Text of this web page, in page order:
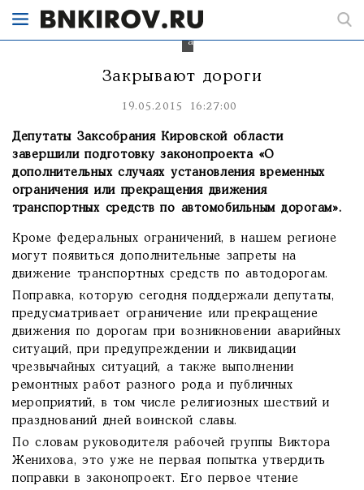
по
автодорогам.
Закрывают дороги
19.05.2015 16:27:00
Депутаты Заксобрания Кировской области
завершили подготовку законопроекта «О
дополнительных случаях установления временных
ограничения или прекращения движения
транспортных средств по автомобильным дорогам».
Кроме федеральных ограничений, в нашем регионе
могут появиться дополнительные запреты на
движение транспортных средств по автодорогам.
Поправка, которую сегодня поддержали депутаты,
предусматривает ограничение или прекращение
движения по дорогам при возникновении аварийных
ситуаций, при предупреждении и ликвидации
чрезвычайных ситуаций, а также выполнении
ремонтных работ разного рода и публичных
мероприятий, в том числе религиозных шествий и
празднований дней воинской славы.
По словам руководителя рабочей группы Виктора
Женихова, это уже не первая попытка утвердить
поправки в законопроект. Его первое чтение